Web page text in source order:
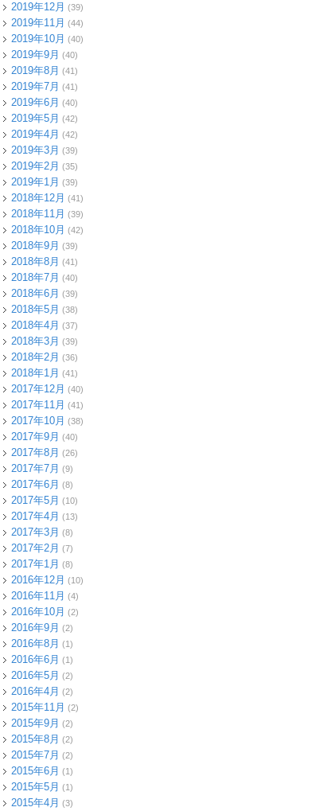
2019年12月 (39)
2019年11月 (44)
2019年10月 (40)
2019年9月 (40)
2019年8月 (41)
2019年7月 (41)
2019年6月 (40)
2019年5月 (42)
2019年4月 (42)
2019年3月 (39)
2019年2月 (35)
2019年1月 (39)
2018年12月 (41)
2018年11月 (39)
2018年10月 (42)
2018年9月 (39)
2018年8月 (41)
2018年7月 (40)
2018年6月 (39)
2018年5月 (38)
2018年4月 (37)
2018年3月 (39)
2018年2月 (36)
2018年1月 (41)
2017年12月 (40)
2017年11月 (41)
2017年10月 (38)
2017年9月 (40)
2017年8月 (26)
2017年7月 (9)
2017年6月 (8)
2017年5月 (10)
2017年4月 (13)
2017年3月 (8)
2017年2月 (7)
2017年1月 (8)
2016年12月 (10)
2016年11月 (4)
2016年10月 (2)
2016年9月 (2)
2016年8月 (1)
2016年6月 (1)
2016年5月 (2)
2016年4月 (2)
2015年11月 (2)
2015年9月 (2)
2015年8月 (2)
2015年7月 (2)
2015年6月 (1)
2015年5月 (1)
2015年4月 (3)